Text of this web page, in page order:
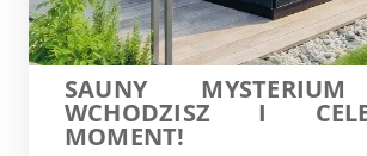
SAUNY
WCHODZISZ I
MOMENT!